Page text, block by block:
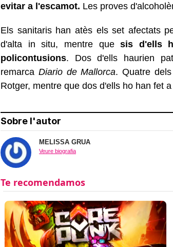
evitar a l'escamot. Les proves
Els sanitaris han atès els set afectats
d'alta in situ, mentre quesis d'ells
policontusions. Dos d'ells haurien
remarca Diario de Mallorca. Quatre
Rotger, mentre que dos d'ells ho han fet
Sobre l'autor
MELISSA GRUA
Veure biografia